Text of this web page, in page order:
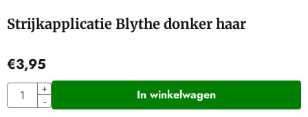
Strijkapplicatie Blythe donker haar
€3,95
Aantal
+
-
In winkelwagen